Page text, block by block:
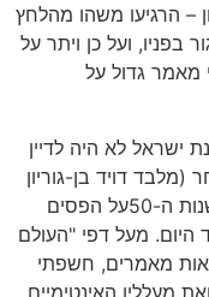
הרגיעו משהו מהלחץ
ועל כן ויתר על
מאמר גדול על
ישראל לא היה לדיין
(מלבד דויד בן-גוריון
ועוזרו, שמעון פרס) העלה את ישראל בשנות ה-50על הפסים
היום. מעל דפי "העולם
מאמרים, חשפתי
מעלליו האינטימיים